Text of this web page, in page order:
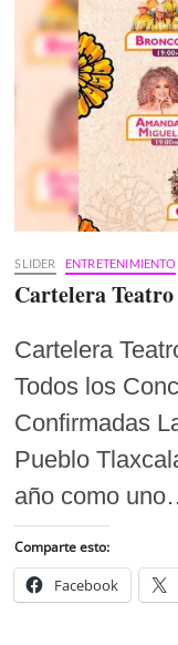
SLIDER ENTRETENIMIENTO
Cartelera
Cartelera
Todos los
Confirmadas
Pueblo
año como
Comparte esto:
Facebook